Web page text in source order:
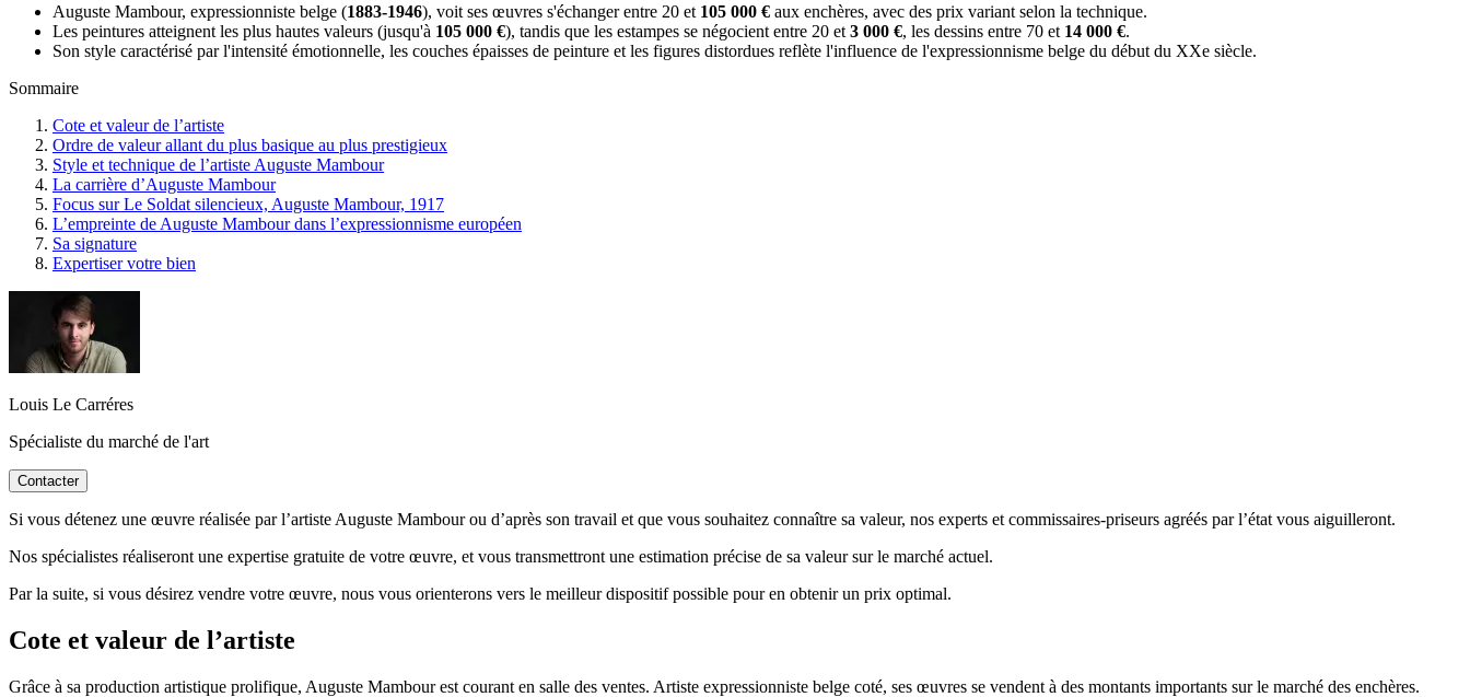
Auguste Mambour, expressionniste belge (1883-1946), voit ses œuvres s'échanger entre 20 et 105 000 € aux enchères, avec des prix variant selon la technique.
Les peintures atteignent les plus hautes valeurs (jusqu'à 105 000 €), tandis que les estampes se négocient entre 20 et 3 000 €, les dessins entre 70 et 14 000 €.
Son style caractérisé par l'intensité émotionnelle, les couches épaisses de peinture et les figures distordues reflète l'influence de l'expressionnisme belge du début du XXe siècle.
Sommaire
Cote et valeur de l’artiste
Ordre de valeur allant du plus basique au plus prestigieux
Style et technique de l’artiste Auguste Mambour
La carrière d’Auguste Mambour
Focus sur Le Soldat silencieux, Auguste Mambour, 1917
L’empreinte de Auguste Mambour dans l’expressionnisme européen
Sa signature
Expertiser votre bien
Louis Le Carréres
Spécialiste du marché de l'art
Contacter
Si vous détenez une œuvre réalisée par l’artiste Auguste Mambour ou d’après son travail et que vous souhaitez connaître sa valeur, nos experts et commissaires-priseurs agréés par l’état vous aiguilleront.
Nos spécialistes réaliseront une expertise gratuite de votre œuvre, et vous transmettront une estimation précise de sa valeur sur le marché actuel.
Par la suite, si vous désirez vendre votre œuvre, nous vous orienterons vers le meilleur dispositif possible pour en obtenir un prix optimal.
Cote et valeur de l’artiste
Grâce à sa production artistique prolifique, Auguste Mambour est courant en salle des ventes. Artiste expressionniste belge coté, ses œuvres se vendent à des montants importants sur le marché des enchères.